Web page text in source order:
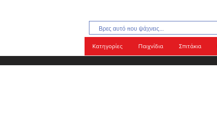
Κατηγορίες Παιχνίδια Σπιτάκια